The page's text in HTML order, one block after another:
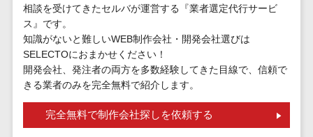
サンドボックス>
委託先管理サービス> WAF>
URLフィルタリング>
エンドポイントセキュリティ
自動音声応答
AI自動電話応
答
コールセンタ
ー音声認識
カスタマーサ
相談を受けてきたセルバが運営する『業者選定代行サービ
ス』です。
知識がないと難しいWEB制作会社・開発会社選びは
SELECTOにおまかせください！
開発会社、発注者の両方を多数経験してきた目線で、信頼で
きる業者のみを完全無料で紹介します。
完全無料で制作会社探しを依頼する